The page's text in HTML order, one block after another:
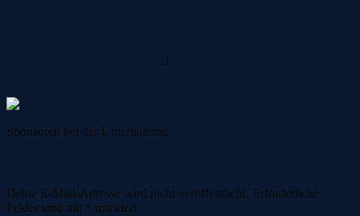
Sponsoren bei der Unterhaltung
Deine E-Mail-Adresse wird nicht veröffentlicht. Erforderliche
Felder sind mit * markiert